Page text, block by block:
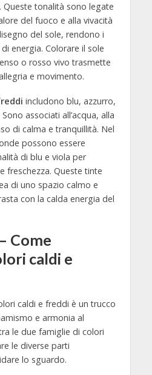
tonalità sono legate
del fuoco e alla vivacità
del sole, rendono i
energia. Colorare il sole
o rosso vivo trasmette
e movimento.
includono blu, azzurro,
associati all’acqua, alla
di calma e tranquillità. Nel
possono essere
di blu e viola per
freschezza. Queste tinte
di uno spazio calmo e
con la calda energia del
Come
caldi e
caldi e freddi è un trucco
e armonia al
le due famiglie di colori
le diverse parti
lo sguardo.